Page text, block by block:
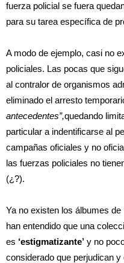
fuerza policial se fuera
para su tarea específica de
A modo de ejemplo, casi no
policiales. Las pocas que
al contralor de organismos
eliminado el arresto
antecedentes”,quedando
particular a indentificarse al
campañas oficiales y no
las fuerzas policiales no
(¿?).
Ya no existen los álbumes de
han entendido que una
es ‘estigmatizante’ y no
considerado que perjudican